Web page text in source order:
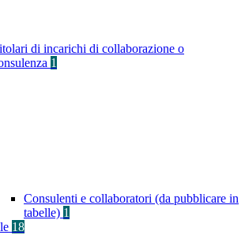
di incarichi di collaborazione o
1
Consulenti e collaboratori (da pubblicare in
tabelle) 1
18